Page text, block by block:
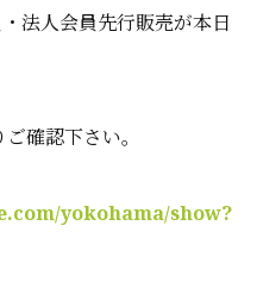
法人会員先行販売が本日
確認下さい。
yokohama/show?